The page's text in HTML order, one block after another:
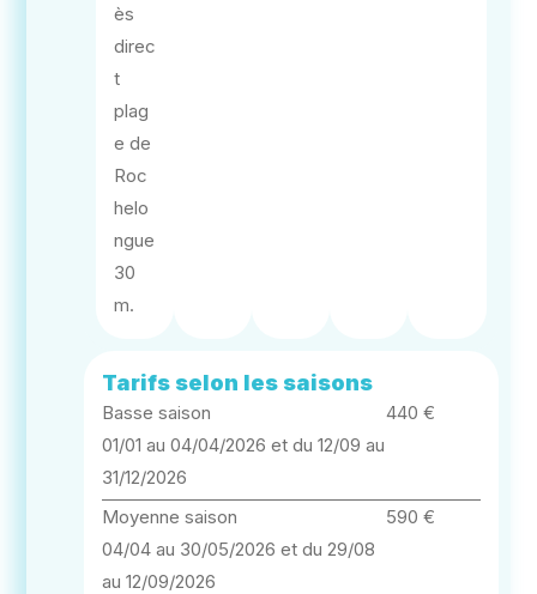
ès
direc
t
plag
e de
Roc
helo
ngue
30
m.
Tarifs selon les saisons
Basse saison
01/01 au 04/04/2026 et du 12/09 au
31/12/2026
440 €
Moyenne saison
04/04 au 30/05/2026 et du 29/08
au 12/09/2026
590 €